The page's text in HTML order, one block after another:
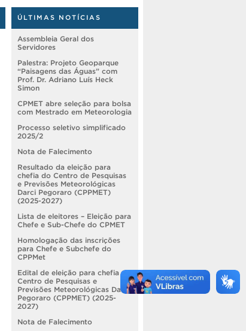
ÚLTIMAS NOTÍCIAS
Assembleia Geral dos
Servidores
Palestra: Projeto Geoparque
“Paisagens das Águas” com
Prof. Dr. Adriano Luís Heck
Simon
CPMET abre seleção para bolsa
com Mestrado em Meteorologia
Processo seletivo simplificado
2025/2
Nota de Falecimento
Resultado da eleição para
chefia do Centro de Pesquisas
e Previsões Meteorológicas
Darci Pegoraro (CPPMET)
(2025-2027)
Lista de eleitores – Eleição para
Chefe e Sub-Chefe do CPMET
Homologação das inscrições
para Chefe e Subchefe do
CPPMet
Edital de eleição para chefia do
Centro de Pesquisas e
Previsões Meteorológicas Darci
Pegoraro (CPPMET) (2025-
2027)
Nota de Falecimento